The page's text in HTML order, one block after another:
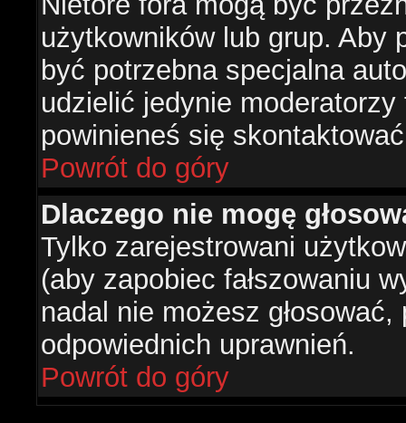
użytkowników lub grup. Aby
być potrzebna specjalna
udzielić jedynie
powinieneś się
Powrót do góry
Dlaczego nie mogę
Tylko zarejestrowani
(aby zapobiec fałszowaniu
nadal nie możesz
odpowiednich uprawnień.
Powrót do góry